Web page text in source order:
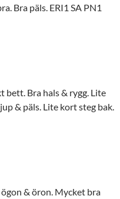
Bra päls. ERI1 SA PN1
bett. Bra hals & rygg. Lite
& päls. Lite kort steg bak.
& öron. Mycket bra